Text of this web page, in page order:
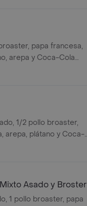
papa francesa,
arepa y Coca-Cola
1.5 L.
1/2 pollo broaster,
arepa, plátano y Coca-
1.5 L.
Asado y Broster
1 pollo broaster, papa